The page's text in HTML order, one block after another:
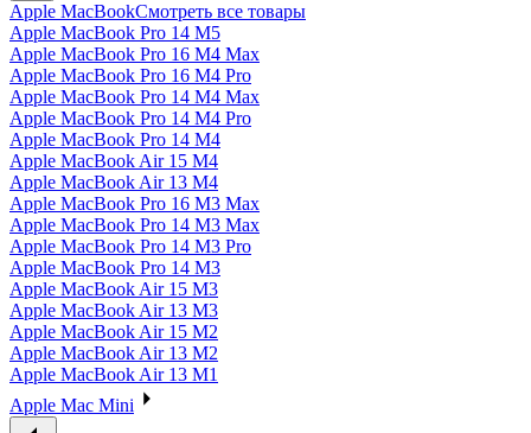
Apple MacBookСмотреть все товары
Apple MacBook Pro 14 M5
Apple MacBook Pro 16 M4 Max
Apple MacBook Pro 16 M4 Pro
Apple MacBook Pro 14 M4 Max
Apple MacBook Pro 14 M4 Pro
Apple MacBook Pro 14 M4
Apple MacBook Air 15 M4
Apple MacBook Air 13 M4
Apple MacBook Pro 16 M3 Max
Apple MacBook Pro 14 M3 Max
Apple MacBook Pro 14 M3 Pro
Apple MacBook Pro 14 M3
Apple MacBook Air 15 M3
Apple MacBook Air 13 M3
Apple MacBook Air 15 M2
Apple MacBook Air 13 M2
Apple MacBook Air 13 M1
Apple Mac Mini